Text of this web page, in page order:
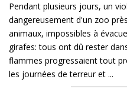
Pendant plusieurs jours, un
dangereusement d'un zoo
animaux, impossibles à
girafes: tous ont dû rester
flammes progressaient tout
les journées de terreur et ...